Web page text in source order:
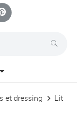
et dressing
lit